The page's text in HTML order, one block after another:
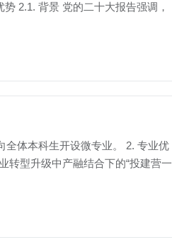
2.1. 背景 党的二十大报告强调，
全体本科生开设微专业。 2. 专业优
转型升级中产融结合下的“投建营一